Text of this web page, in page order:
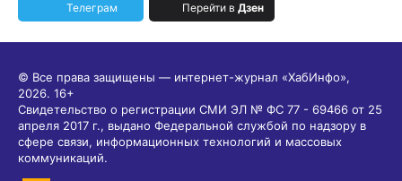
Телеграм Перейти в Дзен
© Все права защищены — интернет-журнал «ХабИнфо»,
2026. 16+
Свидетельство о регистрации СМИ ЭЛ № ФС 77 - 69466 от 25
апреля 2017 г., выдано Федеральной службой по надзору в
сфере связи, информационных технологий и массовых
коммуникаций.